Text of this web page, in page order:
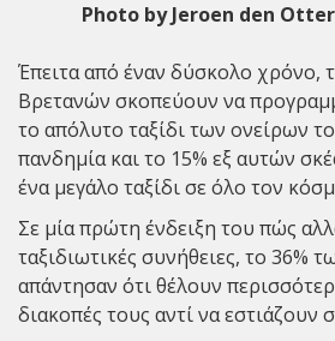
Photo by Jeroen den
Έπειτα από έναν δύσκολο χρόνο,
Βρετανών σκοπεύουν να
το απόλυτο ταξίδι των ονείρων
πανδημία και το 15% εξ αυτών
ένα μεγάλο ταξίδι σε όλο τον
Σε μία πρώτη ένδειξη του πώς
ταξιδιωτικές συνήθειες, το 36%
απάντησαν ότι θέλουν
διακοπές τους αντί να εστιάζουν